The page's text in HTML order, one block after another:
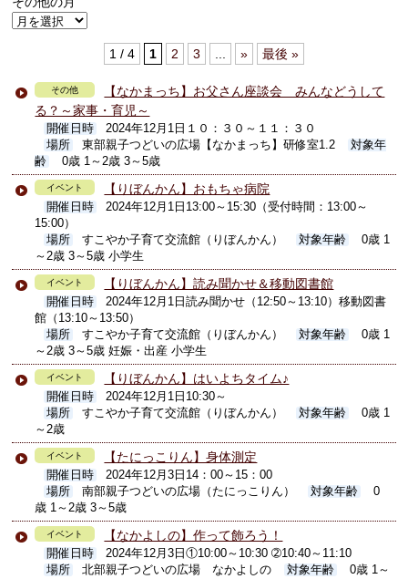
1 / 4 1 2 3 ... » 最後 »
その他
【なかまっち】お父さん座談会 みんなどうして
る？～家事・育児～
開催日時
2024年12月1日１０：３０～１１：３０
場所
東部親子つどいの広場【なかまっち】研修室1.2
対象年
齢
0歳 1～2歳 3～5歳
イベント 【りぼんかん】おもちゃ病院
開催日時
2024年12月1日13:00～15:30（受付時間：13:00～
15:00）
場所
すこやか子育て交流館（りぼんかん） 対象年齢
0歳 1
～2歳 3～5歳 小学生
イベント 【りぼんかん】読み聞かせ＆移動図書館
開催日時
2024年12月1日読み聞かせ（12:50～13:10）移動図書
館（13:10～13:50）
場所
すこやか子育て交流館（りぼんかん） 対象年齢
0歳 1
～2歳 3～5歳 妊娠・出産 小学生
イベント 【りぼんかん】はいよちタイム♪
開催日時
2024年12月1日10:30～
場所
すこやか子育て交流館（りぼんかん） 対象年齢
0歳 1
～2歳
イベント 【たにっこりん】身体測定
開催日時
2024年12月3日14：00～15：00
場所
南部親子つどいの広場（たにっこりん） 対象年齢
0
歳 1～2歳 3～5歳
イベント 【なかよしの】作って飾ろう！
開催日時
2024年12月3日①10:00～10:30 ➁10:40～11:10
場所
北部親子つどいの広場 なかよしの 対象年齢
0歳 1～